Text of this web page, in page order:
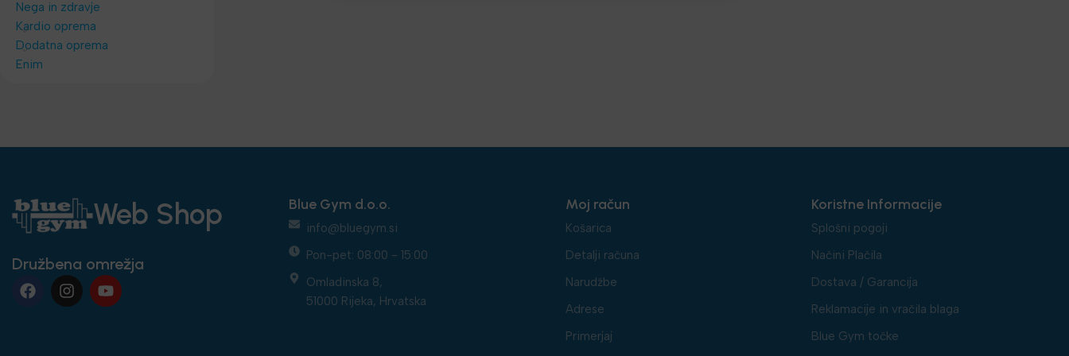
Nega in zdravje
Kardio oprema
Dodatna oprema
Enim
Web Shop
Družbena omrežja
Blue Gym d.o.o.
info@bluegym.si
Pon-pet: 08:00 - 15:00
Omladinska 8,
51000 Rijeka, Hrvatska
Moj račun
Košarica
Detalji računa
Narudžbe
Adrese
Primerjaj
Koristne Informacije
Splošni pogoji
Načini Plačila
Dostava / Garancija
Reklamacije in vračila blaga
Blue Gym točke